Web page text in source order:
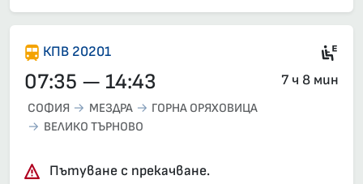
КПВ 20201
07:35 — 14:43 7 ч 8 мин
СОФИЯ МЕЗДРА
ГОРНА ОРЯХОВИЦА
ВЕЛИКО ТЪРНОВО
Пътуване с прекачване.